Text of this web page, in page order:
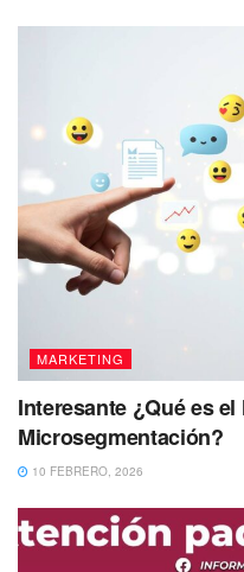
MARKETING
Interesante ¿Qué es
Microsegmentación?
10 FEBRERO, 2026